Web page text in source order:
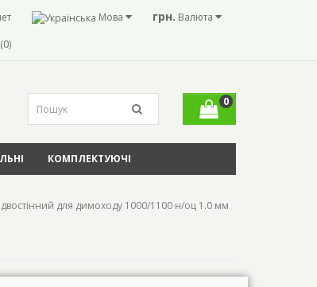
грн. Валюта
Мова
0
КОМПЛЕКТУЮЧІ
для димоходу 1000/1100 н/оц 1.0 мм